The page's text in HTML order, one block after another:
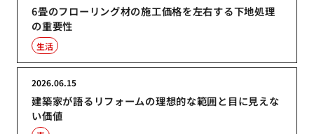
6畳のフローリング材の施工価格を左右する下地処理
の重要性
生活
建築家が語るリフォームの理想的な範囲と目に見えな
い価値
2026.06.15